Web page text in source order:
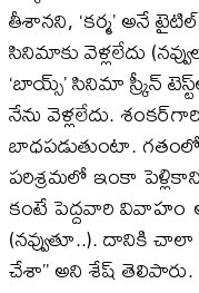
తీశానని, ‘కర్మ’ అనే టైటిల్‌
సినిమాకు వెళ్లలేదు
‘బాయ్స్‌’ సినిమా స్క్రీన్‌
నేను వెళ్లలేదు.
బాధపడుతుంటా.
పరిశ్రమలో ఇంకా
కంటే పెద్దవారి వివాహం
(నవ్వుతూ..). దానికి
చేశా’’ అని శేష్‌ తెలిపారు.